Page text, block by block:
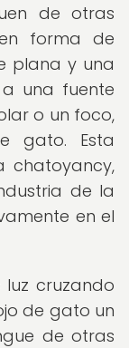
de otras
forma de
plana y una
a una fuente
o un foco,
gato. Esta
chatoyancy,
de la
en el
cruzando
de gato un
de otras